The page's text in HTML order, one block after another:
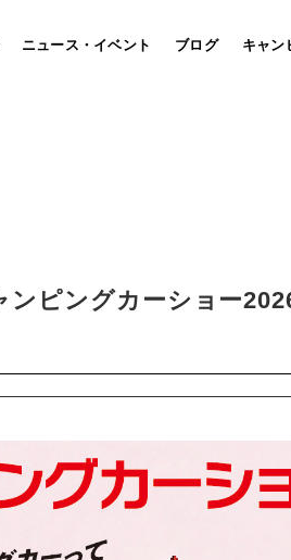
ニュース・イベント ブログ キャン
[キャンピングカー×ミニベロ]
アウトドアや車中泊旅、災害時の衛生面において
ピングカーショー